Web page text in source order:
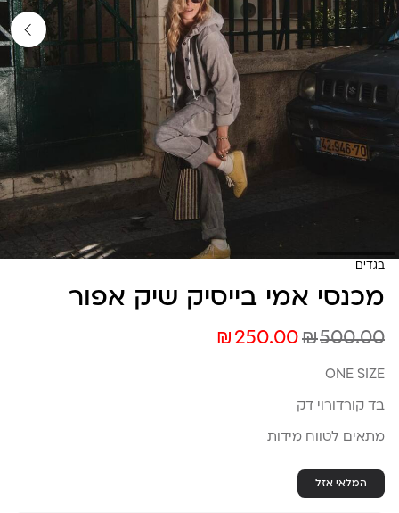
בגדים
מכנסי אמי בייסיק שיק אפור
₪ 250.00₪500.00
ONE SIZE
בד קורדורוי דק
מתאים לטווח מידות
המלאי אזל